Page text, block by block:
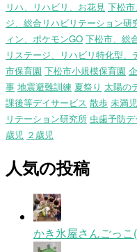
リハ、リハビリ、お花見 下松
ジ、総合リハビリテーション
ィン、ポケモンGO 下松市、総
リステージ、リハビリ特化型
市保育園 下松市小規模保育園
事 地震避難訓練 夏祭り 太陽の
課後等デイサービス 散歩 未満児
リテーション研究所 虫歯予防デ
歳児 ２歳児
人気の投稿
かき氷屋さんごっこ